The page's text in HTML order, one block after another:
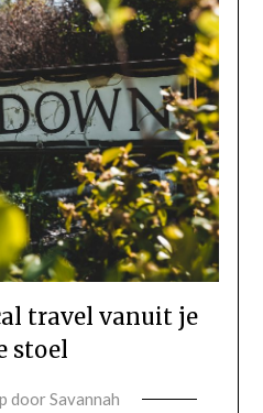
travel vanuit je
stoel
doorSavannah